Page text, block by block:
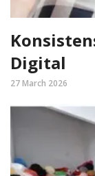
Digital
27 March 2026